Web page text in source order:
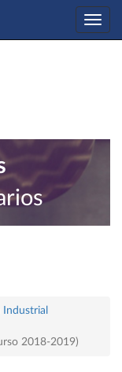
2018-2019)